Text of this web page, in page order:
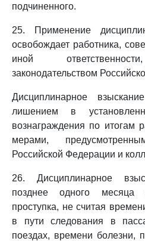
подчиненного.
25. Применение
освобождает работника,
иной
законодательством
Дисциплинарное
лишением в
вознаграждения по итогам
мерами,
Российской Федерации и
26. Дисциплинарное
позднее одного
проступка, не считая
в пути следования в
поездах, времени болезни,